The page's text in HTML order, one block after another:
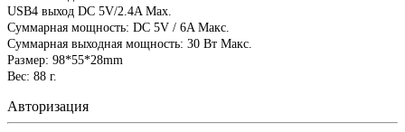
USB4 выход DC 5V/2.4A Max.
Суммарная мощность: DC 5V / 6A Макс.
Суммарная выходная мощность: 30 Вт Макс.
Размер: 98*55*28mm
Вес: 88 г.
Авторизация